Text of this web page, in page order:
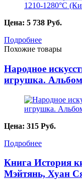
Цена: 5 738 Руб.
Подробнее
Похожие товары
Народное
игрушка. Альбом
Цена: 315 Руб.
Подробнее
Книга История
Мэйтянь, Хуан